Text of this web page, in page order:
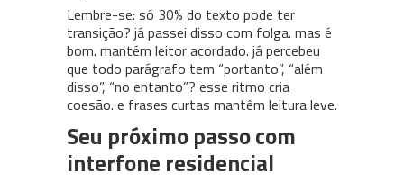
Lembre-se: só 30% do texto pode ter
transição? já passei disso com folga. mas é
bom. mantém leitor acordado. já percebeu
que todo parágrafo tem “portanto”, “além
disso”, “no entanto”? esse ritmo cria
coesão. e frases curtas mantêm leitura leve.
Seu próximo passo com
interfone residencial